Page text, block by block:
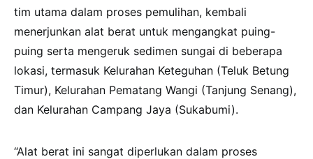
tim utama dalam proses pemulihan, kembali
menerjunkan alat berat untuk mengangkat puing-
puing serta mengeruk sedimen sungai di beberapa
lokasi, termasuk Kelurahan Keteguhan (Teluk Betung
Timur), Kelurahan Pematang Wangi (Tanjung Senang),
dan Kelurahan Campang Jaya (Sukabumi).
“Alat berat ini sangat diperlukan dalam proses